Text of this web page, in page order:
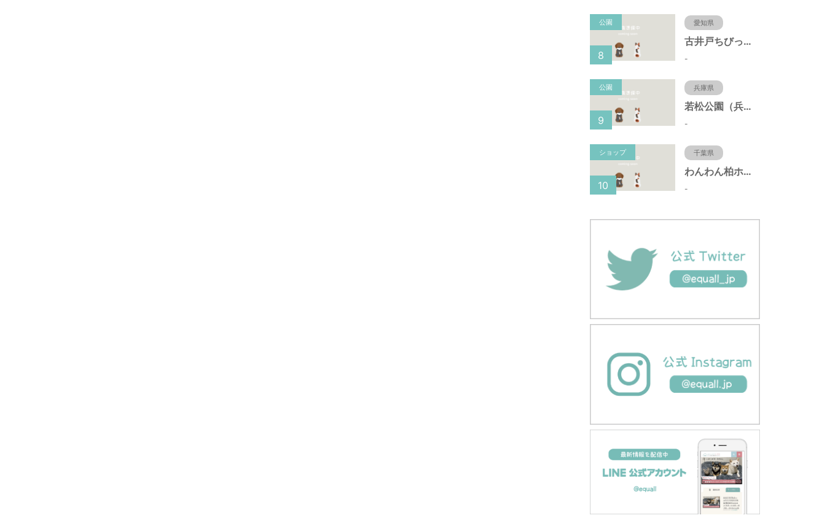
公園 愛知県
古井戸ちびっ子広場（愛知県大府市）
-
8
公園 兵庫県
若松公園（兵庫県神戸市）
-
9
ショップ 千葉県
わんわん柏ホームビレッジ（老犬ホーム・老犬ホテル）
-
10